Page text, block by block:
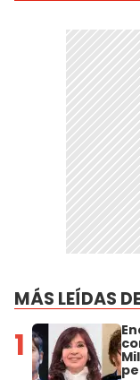
MÁS LEÍDAS
1